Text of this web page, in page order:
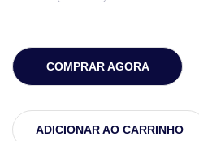
COMPRAR AGORA
ADICIONAR AO CARRINHO